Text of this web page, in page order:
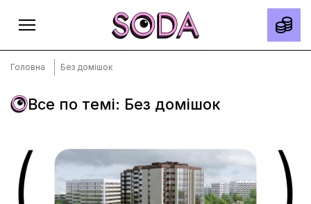
Тексти
Спецпроєкти
Slow news
Головна Без домішок
Все по темі: Без домішок